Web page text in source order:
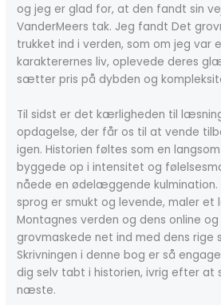
og jeg er glad for, at den fandt sin
VanderMeers tak. Jeg fandt Det
trukket ind i verden, som om jeg var
karakterernes liv, oplevede deres
sætter pris på dybden og
Til sidst er det kærligheden til
opdagelse, der får os til at vende
igen. Historien føltes som en
byggede op i intensitet og
nåede en ødelæggende
sprog er smukt og levende, maler et
Montagnes verden og dens online
grovmaskede net ind med dens rige
Skrivningen i denne bog er så
dig selv tabt i historien, ivrig efter at
næste.